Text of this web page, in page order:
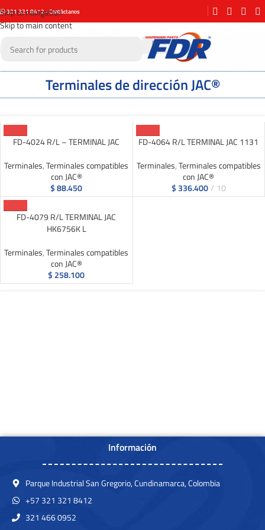
Skip to navigation
Skip to main content
321 321 8412 - Contáctanos
Terminales de dirección JAC®
FD-4024 R/L – TERMINAL JAC
Terminales,Terminales compatibles
con JAC®
$88.450
FD-4064 R/L TERMINAL JAC 1131
Terminales,Terminales compatibles
con JAC®
$336.400 10
FD-4079 R/L TERMINAL JAC
HK6756K L
Terminales,Terminales compatibles
con JAC®
$ 258.100
Información
Parque Industrial San Gregorio, Cundinamarca, Colombia
+57 321 321 8412
321 466 0952